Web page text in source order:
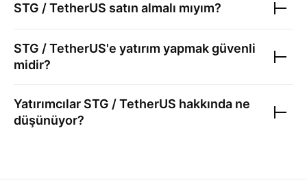
STG / TetherUS satın almalı mıyım?
STG / TetherUS'e yatırım yapmak güvenli
midir?
Yatırımcılar STG / TetherUS hakkında ne
düşünüyor?